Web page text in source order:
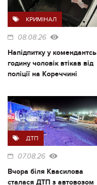
КРИМІНАЛ
08.08.26
Напідпитку у
годину чоловік втікав від
поліції на Кореччині
ДТП
07.08.26
Вчора біля Квасилова
сталася ДТП з автовозом